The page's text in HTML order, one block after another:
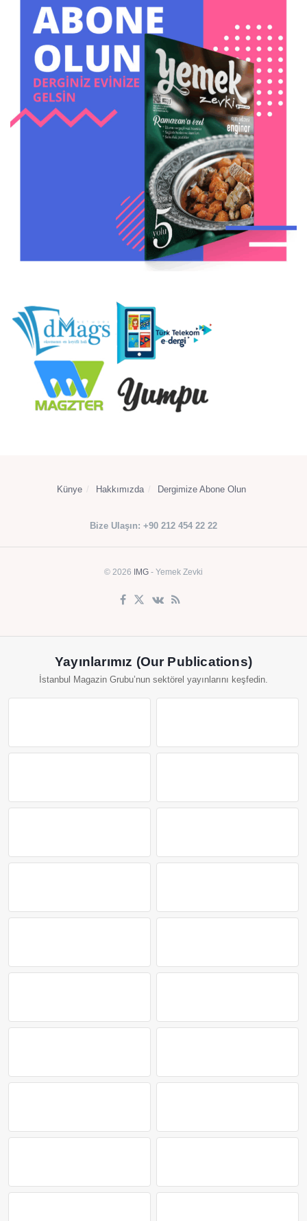
Künye Hakkımızda Dergimize Abone Olun
Bize Ulaşın: +90 212 454 22 22
© 2026 IMG - Yemek Zevki
Yayınlarımız (Our Publications)
İstanbul Magazin Grubu’nun sektörel yayınlarını keşfedin.